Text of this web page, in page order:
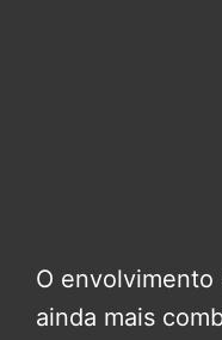
O
ainda mais